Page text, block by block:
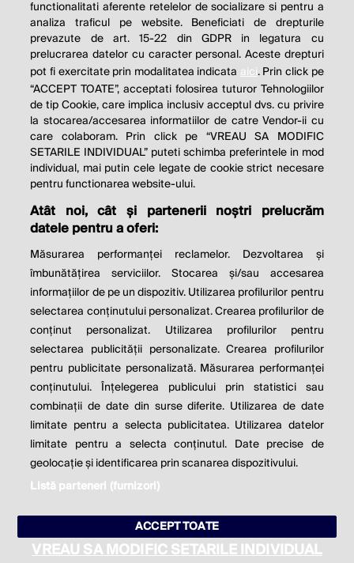
THE SOCIAL RESPONSIBILITY OF
BUSINESS IS TO INCREASE ITS
PROFITS.
Milton Friedman
© 2026 Profit.ro. Toate drepturile rezervate.
Dezvoltat de1616.ro
Contact Publicitate Despre noi
Politica de cookie Politica de
confidențialitate
este parte a
functionalitati aferente retelelor de socializare si pentru a
analiza traficul pe website. Beneficiati de drepturile
prevazute de art. 15-22 din GDPR in legatura cu
prelucrarea datelor cu caracter personal. Aceste drepturi
pot fi exercitate prin modalitatea indicata aici. Prin click pe
“ACCEPT TOATE”, acceptati folosirea tuturor Tehnologiilor
de tip Cookie, care implica inclusiv acceptul dvs. cu privire
la stocarea/accesarea informatiilor de catre Vendor-ii cu
care colaboram. Prin click pe “VREAU SA MODIFIC
SETARILE INDIVIDUAL” puteti schimba preferintele in mod
individual, mai putin cele legate de cookie strict necesare
pentru functionarea website-ului.
Atât noi, cât și partenerii noștri prelucrăm
datele pentru a oferi:
Măsurarea performanței reclamelor. Dezvoltarea și
îmbunătățirea serviciilor. Stocarea și/sau accesarea
informațiilor de pe un dispozitiv. Utilizarea profilurilor pentru
selectarea conținutului personalizat. Crearea profilurilor de
conținut personalizat. Utilizarea profilurilor pentru
selectarea publicității personalizate. Crearea profilurilor
pentru publicitate personalizată. Măsurarea performanței
conținutului. Înțelegerea publicului prin statistici sau
combinații de date din surse diferite. Utilizarea de date
limitate pentru a selecta publicitatea. Utilizarea datelor
limitate pentru a selecta conținutul. Date precise de
geolocație și identificarea prin scanarea dispozitivului.
Listă parteneri (furnizori)
ACCEPT TOATE
VREAU SA MODIFIC SETARILE INDIVIDUAL